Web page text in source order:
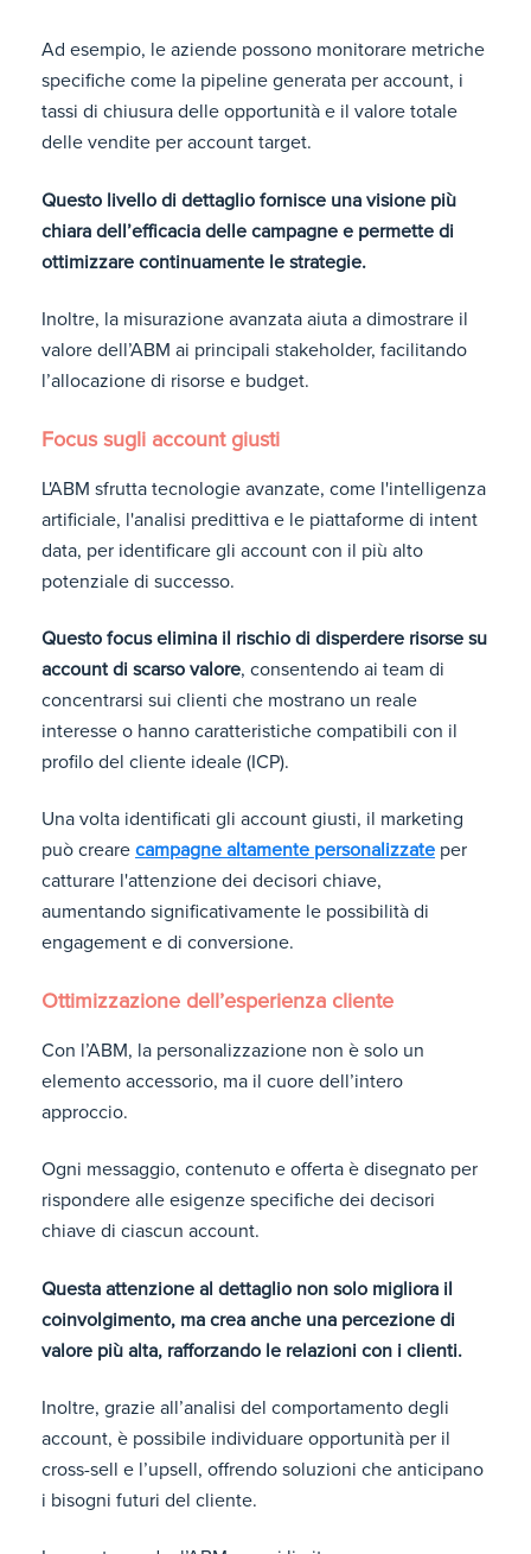
Ad esempio, le aziende possono monitorare metriche
specifiche come la pipeline generata per account, i
tassi di chiusura delle opportunità e il valore totale
delle vendite per account target.
Questo livello di dettaglio fornisce una visione più
chiara dell’efficacia delle campagne e permette di
ottimizzare continuamente le strategie.
Inoltre, la misurazione avanzata aiuta a dimostrare il
valore dell’ABM ai principali stakeholder, facilitando
l’allocazione di risorse e budget.
Focus sugli account giusti
L'ABM sfrutta tecnologie avanzate, come l'intelligenza
artificiale, l'analisi predittiva e le piattaforme di intent
data, per identificare gli account con il più alto
potenziale di successo.
Questo focus elimina il rischio di disperdere risorse su
account di scarso valore, consentendo ai team di
concentrarsi sui clienti che mostrano un reale
interesse o hanno caratteristiche compatibili con il
profilo del cliente ideale (ICP).
Una volta identificati gli account giusti, il marketing
può creare campagne altamente personalizzate per
catturare l'attenzione dei decisori chiave,
aumentando significativamente le possibilità di
engagement e di conversione.
Ottimizzazione dell’esperienza cliente
Con l’ABM, la personalizzazione non è solo un
elemento accessorio, ma il cuore dell’intero
approccio.
Ogni messaggio, contenuto e offerta è disegnato per
rispondere alle esigenze specifiche dei decisori
chiave di ciascun account.
Questa attenzione al dettaglio non solo migliora il
coinvolgimento, ma crea anche una percezione di
valore più alta, rafforzando le relazioni con i clienti.
Inoltre, grazie all’analisi del comportamento degli
account, è possibile individuare opportunità per il
cross-sell e l’upsell, offrendo soluzioni che anticipano
i bisogni futuri del cliente.